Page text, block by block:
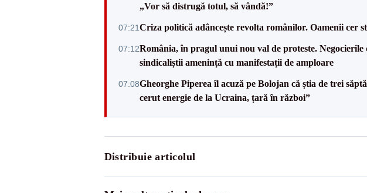
„Vor să distrugă totul, să vândă!”
07:21Criza politică adâncește revolta românilor. Oamenii cer
07:12România, în pragul unui nou val de proteste. Negocierile
sindicaliștii amenință cu manifestații de amploare
07:08Gheorghe Piperea îl acuză pe Bolojan că știa de trei
cerut energie de la Ucraina, țară în război”
Distribuie articolul